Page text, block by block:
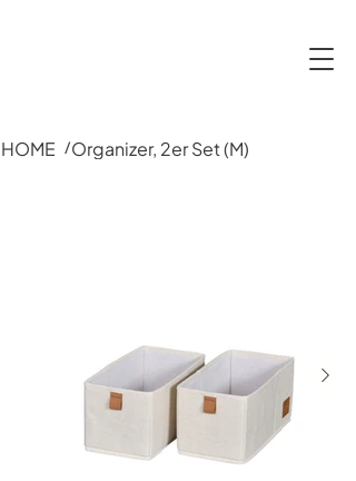
HOME /Organizer, 2er Set (M)